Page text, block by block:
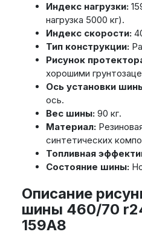
Индекс нагрузки:
нагрузка 5000 кг).
Индекс скорости:
Тип конструкции:
Рисунок
хорошими
Ось установки
ось.
Вес шины:90 кг.
Материал:
синтетических
Топливная
Состояние шины:
Описание
шины 460/70
159A8